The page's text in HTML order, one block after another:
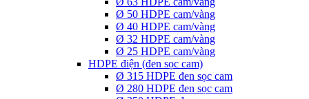
Ø 50 HDPE cam/vàng
Ø 40 HDPE cam/vàng
Ø 32 HDPE cam/vàng
Ø 25 HDPE cam/vàng
HDPE điện (đen sọc cam)
Ø 315 HDPE đen sọc cam
Ø 280 HDPE đen sọc cam